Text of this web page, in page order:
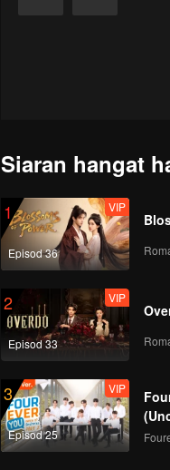
Siaran hangat
1
Episod 36
VIP
2
Episod 33
VIP
3
Episod 25
VIP